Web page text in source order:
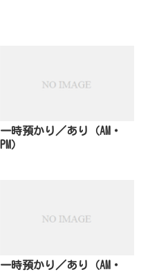
一時預かり／あり（AM・
PM）
一時預かり／あり（AM・